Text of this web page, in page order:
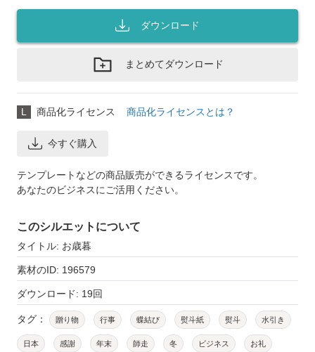
ダウンロード
まとめてダウンロード
L 商品化ライセンス 商品化ライセンスとは？
今すぐ購入
テンプレートなどの商品販売ができるライセンスです。
あなたのビジネスにご活用ください。
このシルエットについて
タイトル: お歳暮
素材のID: 196579
ダウンロード: 19回
タグ： 贈り物 行事 蝶結び 熨斗紙 熨斗 水引き
日本 感謝 年末 師走 冬 ビジネス お礼